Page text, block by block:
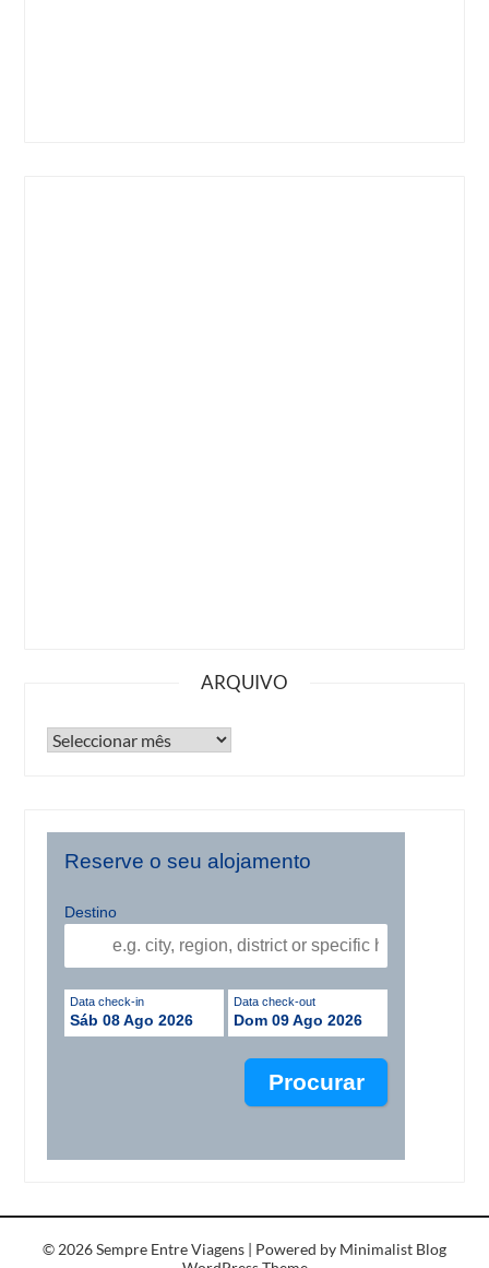
ARQUIVO
Reserve o seu alojamento
Destino
Data check-in
Sáb 08 Ago 2026
Data check-out
Dom 09 Ago 2026
© 2026 Sempre Entre Viagens | Powered by Minimalist Blog